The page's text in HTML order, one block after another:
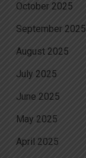
October 2025
September 2025
August 2025
July 2025
June 2025
May 2025
April 2025